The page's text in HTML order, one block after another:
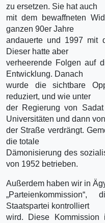
zu ersetzen. Sie hat auch
mit dem bewaffneten
ganzen 90er Jahre
andauerte und 1997 mit
Dieser hatte aber
verheerende Folgen auf
Entwicklung. Danach
wurde die sichtbare
reduziert, und wie unter
der Regierung von
Universitäten und dann von
der Straße verdrängt.
die totale
Dämonisierung des
von 1952 betrieben.
Außerdem haben wir in
Staatspartei kontrolliert
wird. Diese Kommission